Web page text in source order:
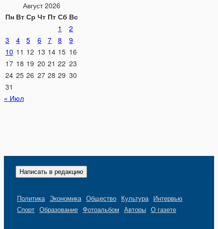
Август 2026
Пн Вт Ср Чт Пт Сб Вс
1
2
3
4 5 6 7 8
9
10 11 12 13 14 15 16
17 18 19 20 21 22 23
24 25 26 27 28 29 30
31
« Июл
Написать в редакцию
Политика Экономика Общество Культура Интервью
Спорт Образование Фотоальбом Авторы О газете